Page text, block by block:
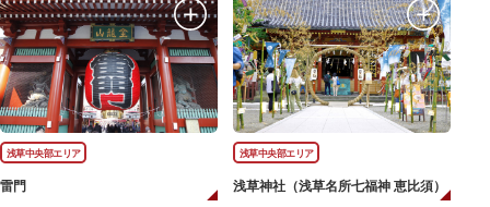
浅草中央部エリア
雷門
浅草中央部エリア
浅草神社（浅草名所七福神 恵比須）